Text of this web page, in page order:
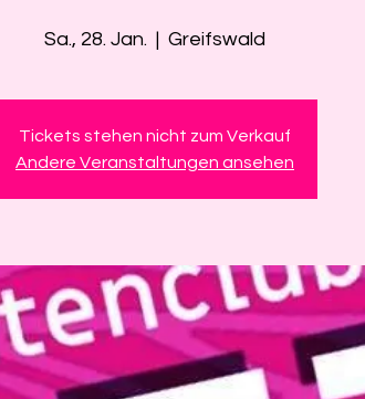
Sa., 28. Jan.
  |
Greifswald
Tickets stehen nicht zum Verkauf
Andere Veranstaltungen ansehen